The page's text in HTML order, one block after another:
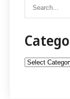
Categories